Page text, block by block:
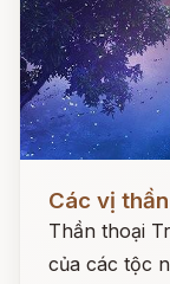
Các vị
Thần thoại
của các tộc